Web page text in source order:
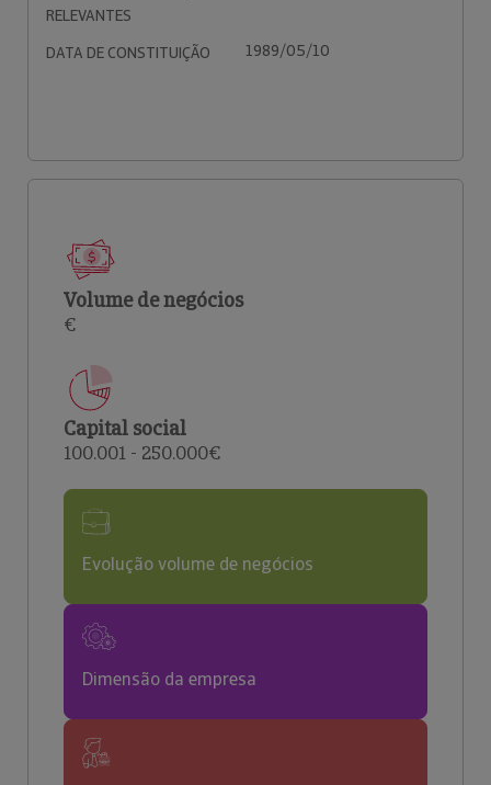
RELEVANTES
DATA DE CONSTITUIÇÃO 1989/05/10
Volume de negócios
€
Capital social
100.001 - 250.000€
Evolução volume de negócios
Dimensão da empresa